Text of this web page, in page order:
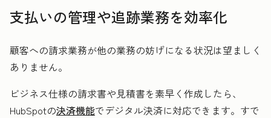
支払いの管理や追跡業務を効率化
顧客への請求業務が他の業務の妨げになる状況は望ましく
ありません。
ビジネス仕様の請求書や見積書を素早く作成したら、
HubSpotの決済機能でデジタル決済に対応できます。すで